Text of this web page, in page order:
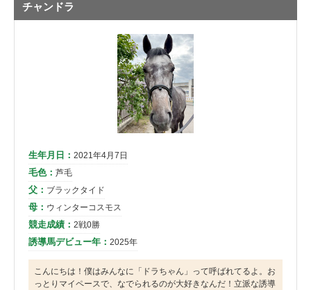
チャンドラ
生年月日： 2021年4月7日
毛色： 芦毛
父： ブラックタイド
母： ウィンターコスモス
競走成績： 2戦0勝
誘導馬デビュー年： 2025年
こんにちは！僕はみんなに「ドラちゃん」って呼ばれてるよ。お
っとりマイペースで、なでられるのが大好きなんだ！立派な誘導